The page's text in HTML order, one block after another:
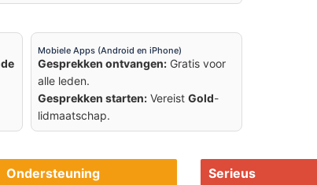
Mobiele Apps (Android en iPhone)
Gesprekken ontvangen:Gratis voor
alle leden.
Gesprekken starten:Vereist Gold-
lidmaatschap.
Ondersteuning Serieus